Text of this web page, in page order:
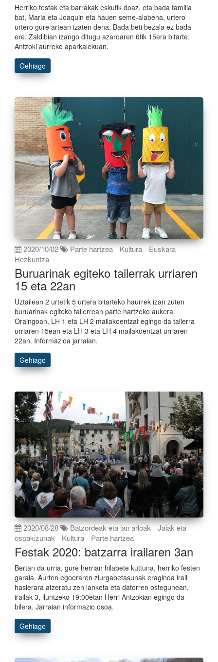
Herriko festak eta barrakak eskutik doaz, eta bada familia
bat, Maria eta Joaquin eta hauen seme-alabena, urtero
urtero gure artean izaten dena. Bada beti bezala ez bada
ere, Zaldibian izango ditugu azaroaren 6tik 15era bitarte,
Antzoki aurreko aparkalekuan.
Gehiago
2020/10/02 Parte hartzea Kultura
Euskara
Hezkuntza
Buruarinak egiteko tailerrak urriaren
15 eta 22an
Uztailean 2 urtetik 5 urtera bitarteko haurrek izan zuten
buruarinak egiteko tailerrean parte hartzeko aukera.
Oraingoan, LH 1 eta LH 2 mailakoentzat egingo da tailerra
urriaren 15ean eta LH 3 eta LH 4 mailakoentzat urriaren
22an. Informazioa jarraian.
Gehiago
2020/08/28 Batzordeak eta lan arloak
Jaiak eta
ospakizunak
Kultura Parte hartzea
Festak 2020: batzarra irailaren 3an
Bertan da urria, gure herrian hilabete kuttuna, herriko festen
garaia. Aurten egoeraren ziurgabetasunak eraginda irail
hasierara atzeratu zen lanketa eta datorren ostegunean,
irailak 3, iluntzeko 19:00etan Herri Antzokian egingo da
bilera. Jarraian informazio osoa.
Gehiago